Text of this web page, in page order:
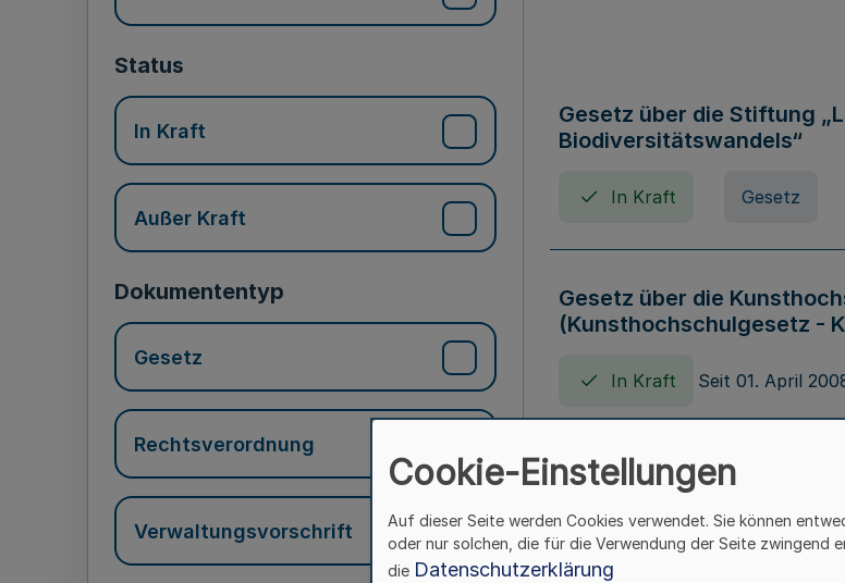
Status
In Kraft
Außer Kraft
Dokumententyp
Gesetz
Rechtsverordnung
Verwaltungsvorschrift
Gesetz über die Stiftung
Biodiversitätswandels“
In Kraft Gesetz
Gesetz über die
(Kunsthochschulgesetz -
In Kraft Seit 01. April
Verordnung über
Todesfällen
In Kraft
Cookie-Einstellungen
Auf dieser Seite werden Cookies verwendet. Sie können
oder nur solchen, die für die Verwendung der Seite zwingend
die Datenschutzerklärung